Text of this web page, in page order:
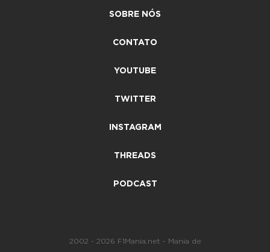
SOBRE NÓS
CONTATO
YOUTUBE
TWITTER
INSTAGRAM
THREADS
PODCAST
2002 - 2026 F1Mania.net - Mania de